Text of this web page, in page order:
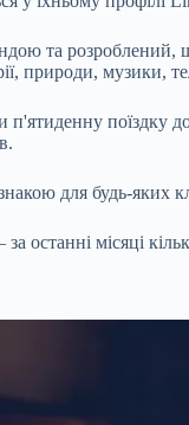
та розроблений,
природи, музики,
поїздку
для будь-яких
останні місяці